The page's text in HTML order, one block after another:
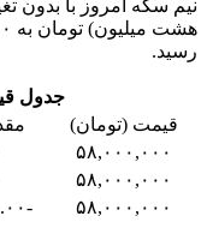
رسید.
جدول قیمت 3 روز
قیمت (تومان)
۵۸,۰۰۰,۰۰۰
۵۸,۰۰۰,۰۰۰
۵۸,۰۰۰,۰۰۰
-۲۰۰,۰۰۰.۰۰